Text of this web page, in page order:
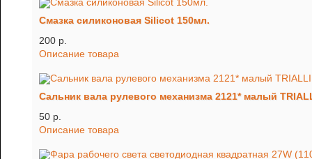
Смазка силиконовая Silicot 150мл.
200 p.
Описание товара
Сальник вала рулевого механизма 2121* малый
50 p.
Описание товара